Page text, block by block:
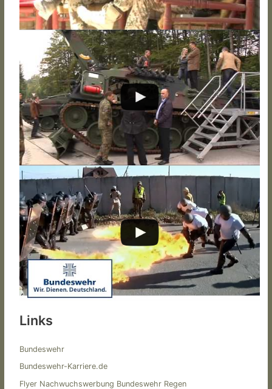
Links
Bundeswehr
Bundeswehr-Karriere.de
Flyer Nachwuchswerbung Bundeswehr Regen